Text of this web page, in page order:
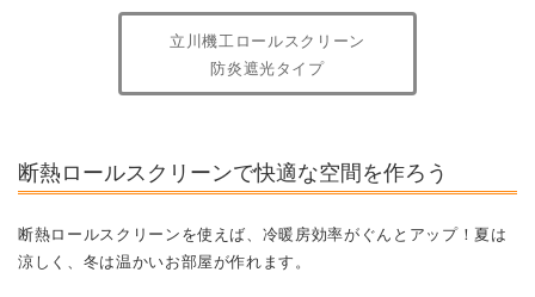
立川機工ロールスクリーン
防炎遮光タイプ
断熱ロールスクリーンで快適な空間を作ろう
断熱ロールスクリーンを使えば、冷暖房効率がぐんとアップ！夏は
涼しく、冬は温かいお部屋が作れます。